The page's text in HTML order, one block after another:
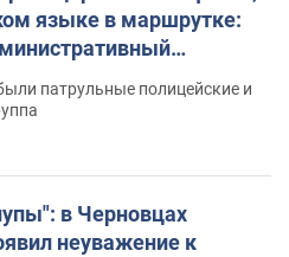
языке в маршрутке:
патрульные полицейские и
в Черновцах
неуважение к